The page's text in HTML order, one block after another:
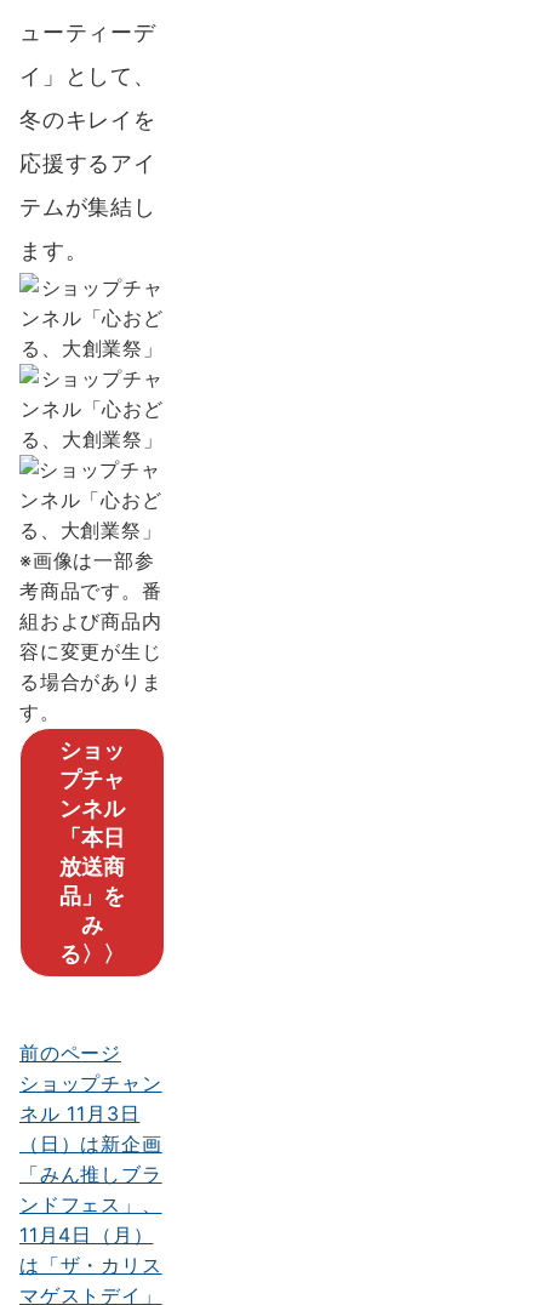
ューティーデ
イ」として、
冬のキレイを
応援するアイ
テムが集結し
ます。
※画像は一部参
考商品です。番
組および商品内
容に変更が生じ
る場合がありま
す。
ショッ
プチャ
ンネル
「本日
放送商
品」を
み
る〉〉
投
稿
ナ
ビ
ゲ
ー
前のページ
ショップチャン
ネル 11月3日
（日）は新企画
「みん推しブラ
ンドフェス」、
11月4日（月）
は「ザ・カリス
マゲストデイ」